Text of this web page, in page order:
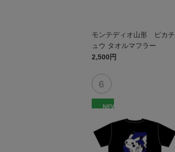
モンテディオ山形 ピカチ
ュウ タオルマフラー
2,500円
NEW